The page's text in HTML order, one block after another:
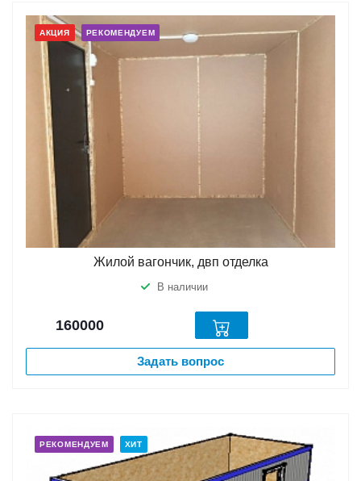
АКЦИЯ РЕКОМЕНДУЕМ
Жилой вагончик, двп отделка
В наличии
160000
Задать вопрос
РЕКОМЕНДУЕМ ХИТ